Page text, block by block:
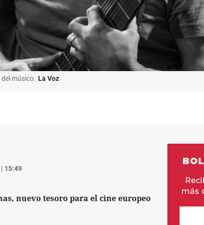
músico. La Voz
15:49
nuevo tesoro para el cine europeo